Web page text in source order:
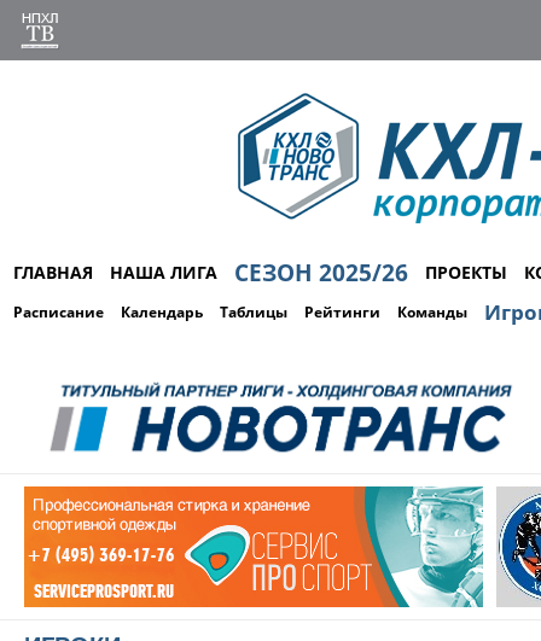
ГЛАВНАЯ НАША ЛИГА СЕЗОН 2025/26 ПРОЕКТЫ
Расписание Календарь Таблицы Рейтинги Команды